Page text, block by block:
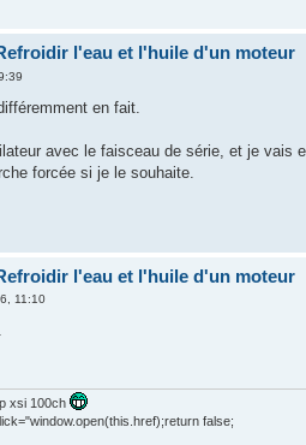
l'eau et l'huile d'un moteur
en fait.
avec le faisceau de série, et je vais
forcée si je le souhaite.
l'eau et l'huile d'un moteur
11:10
xsi 100ch
false;